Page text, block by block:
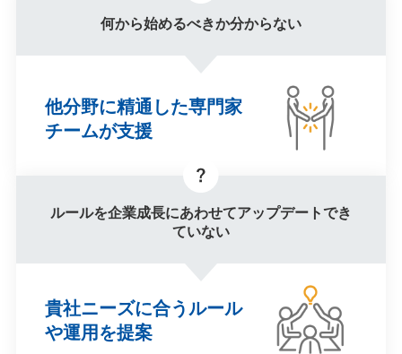
何から始めるべきか分からない
他分野に精通した専門家
チームが支援
ルールを企業成長にあわせてアップデートでき
ていない
貴社ニーズに合う ルール
や運用を提案